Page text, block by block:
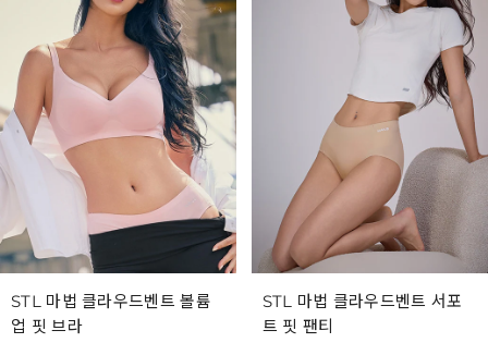
STL 마법 클라우드벤트 볼륨
업 핏 브라
STL 마법 클라우드벤트 서포
트 핏 팬티